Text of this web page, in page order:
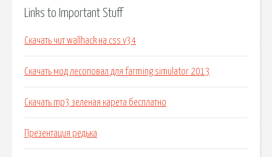
Links to Important Stuff
Скачать чит wallhack на css v34
Скачать мод лесоповал для farming simulator 2013
Скачать mp3 зеленая карета бесплатно
Презентация редька